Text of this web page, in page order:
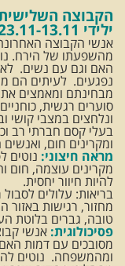
הקבוצה
ילידי 23.11-13.11:
אנשי הקבוצה
מהשפעתו של הירח.
האם וגם עם נשים.
נפגעים. לעיתים הם
מבחינתם ומאמצים
סוערים רגשית,
ונלחצים במצבי
בעלי קסם חברתי רב
ומקרינים חום,
מראה חיצוני: נוטים
מקרינים עוצמה, חום
להיות חיוור יחסית.
בריאות: עלולים
מחזור, רגישות
טובה, גברים בלוטת
פסיכולוגית: אנשי
מסובכים עם דמות
ומהמשפחה. נוטים